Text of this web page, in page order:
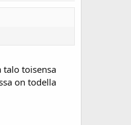
talo toisensa
on todella